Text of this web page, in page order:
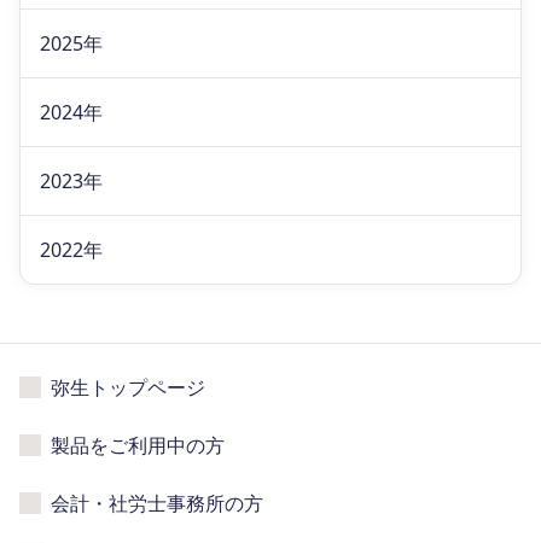
2025年
2024年
2023年
2022年
弥生トップページ
製品をご利用中の方
会計・社労士事務所の方